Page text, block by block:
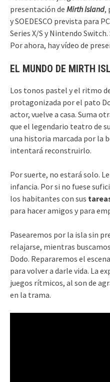
presentación de Mirth Island,
y SOEDESCO prevista para
Series X/S y Nintendo
Por ahora, hay vídeo de
EL MUNDO DE MIRTH
Los tonos pastel y el ritmo
protagonizada por el pato
actor, vuelve a casa. Suma
que el legendario teatro de
una historia marcada por la
intentará reconstruirlo.
Por suerte, no estará solo.
infancia. Por si no fuese
los habitantes con sus
para hacer amigos y para
Pasearemos por la isla sin
relajarse, mientras
Dodo. Repararemos el
para volver a darle vida. La
juegos rítmicos, al son de
en la trama.